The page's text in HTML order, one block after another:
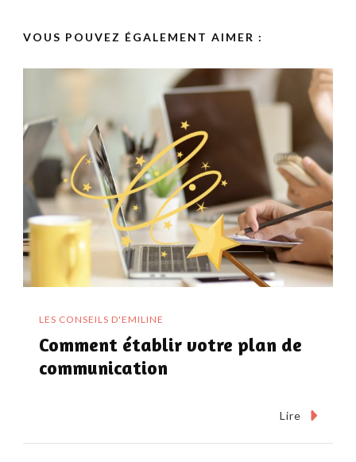
VOUS POUVEZ ÉGALEMENT AIMER :
LES CONSEILS D'EMILINE
Comment établir votre plan de
communication
Lire